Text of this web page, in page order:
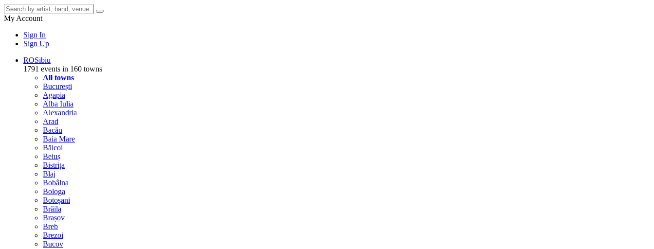
My Account
Sign In
Sign Up
ROSibiu
1791 events in 160 towns
All towns
București
Agapia
Alba Iulia
Alexandria
Arad
Bacău
Baia Mare
Băicoi
Beiuș
Bistrița
Blaj
Bobâlna
Bologa
Botoșani
Brăila
Brașov
Breb
Brezoi
Bucov